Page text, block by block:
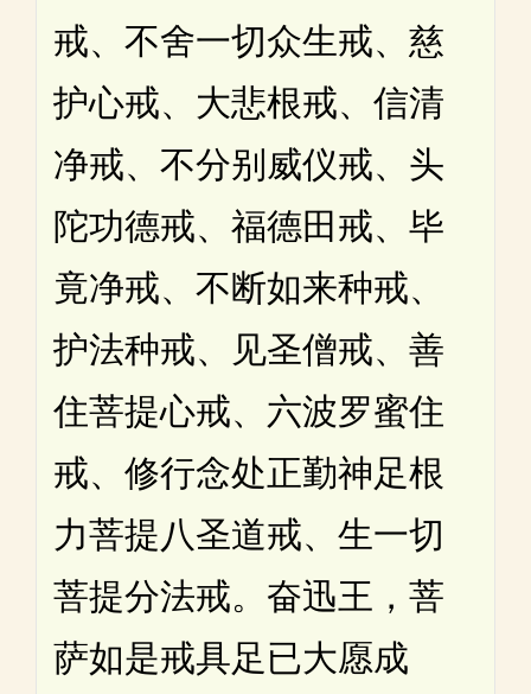
戒、不舍一切众生戒、慈
护心戒、大悲根戒、信清
净戒、不分别威仪戒、头
陀功德戒、福德田戒、毕
竟净戒、不断如来种戒、
护法种戒、见圣僧戒、善
住菩提心戒、六波罗蜜住
戒、修行念处正勤神足根
力菩提八圣道戒、生一切
菩提分法戒。奋迅王，菩
萨如是戒具足已大愿成